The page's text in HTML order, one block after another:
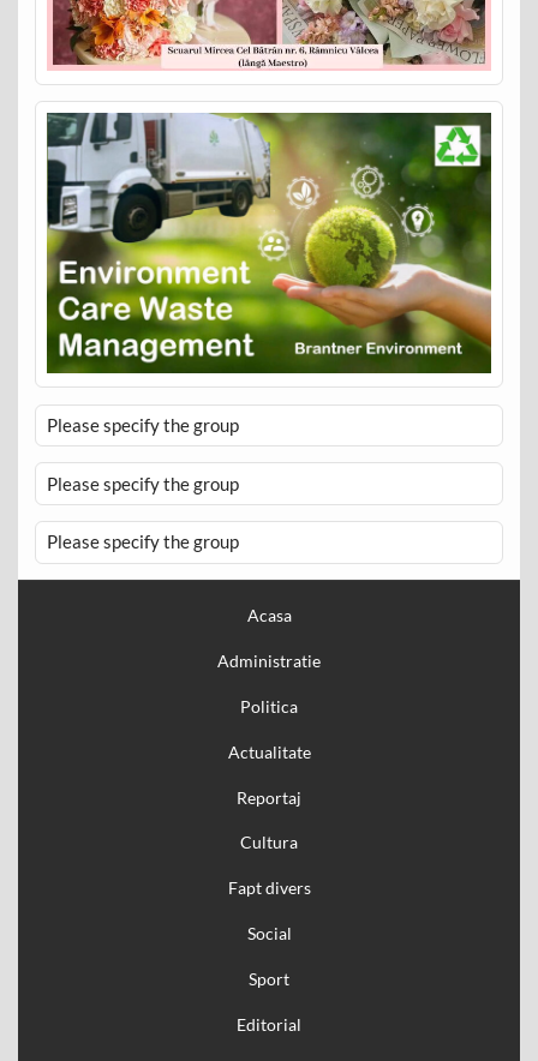
Please specify the group
Please specify the group
Please specify the group
Acasa
Administratie
Politica
Actualitate
Reportaj
Cultura
Fapt divers
Social
Sport
Editorial